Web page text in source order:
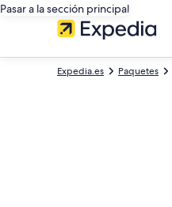
Pasar a la sección principal
Paquetes
Expedia.es